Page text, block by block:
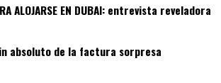
ALOJARSE EN DUBAI: entrevista reveladora
10
fin absoluto de la factura sorpresa